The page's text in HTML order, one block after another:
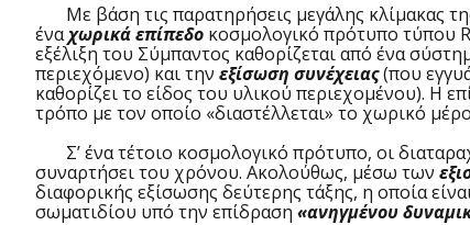
Με βάση τις παρατηρήσεις μεγάλης κλίμακας
έναχωρικά επίπεδο κοσμολογικό πρότυπο τύπου
εξέλιξη του Σύμπαντος καθορίζεται από ένα
περιεχόμενο) και την εξίσωση συνέχειας(που
καθορίζει το είδος του υλικού περιεχομένου). Η
τρόπο με τον οποίο «διαστέλλεται» το χωρικό
Σ’ ένα τέτοιο κοσμολογικό πρότυπο, οι
συναρτήσει του χρόνου. Ακολούθως, μέσω των
διαφορικής εξίσωσης δεύτερης τάξης, η οποία
σωματιδίου υπό την επίδραση «ανηγμένου